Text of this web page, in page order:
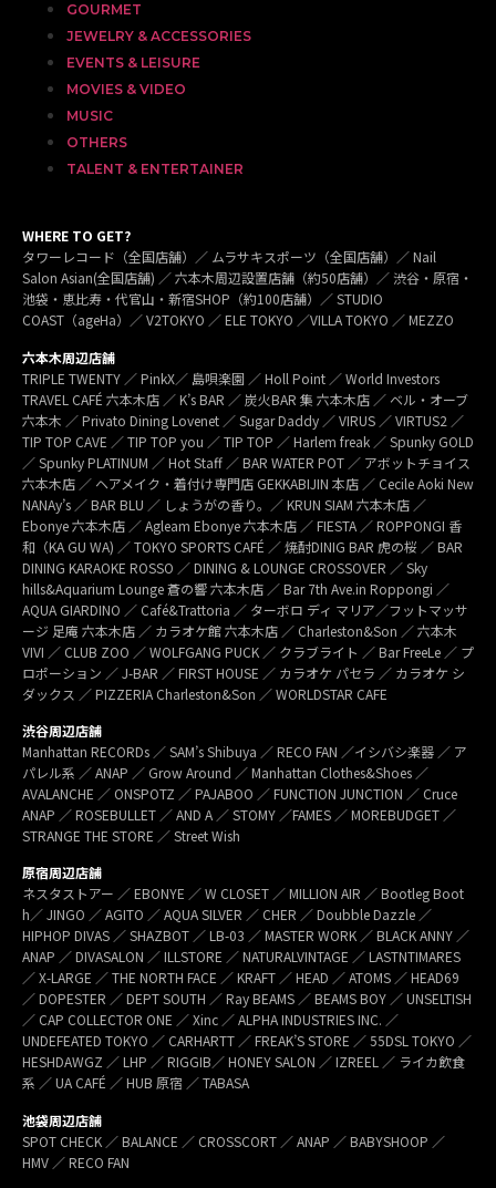
GOURMET
JEWELRY & ACCESSORIES
EVENTS & LEISURE
MOVIES & VIDEO
MUSIC
OTHERS
TALENT & ENTERTAINER
WHERE TO GET?
タワーレコード（全国店舗）／ ムラサキスポーツ（全国店舗）／ Nail
Salon Asian(全国店舗) ／ 六本木周辺設置店舗（約50店舗）／ 渋谷・原宿・
池袋・恵比寿・代官山・新宿SHOP（約100店舗）／ STUDIO
COAST（ageHa）／ V2TOKYO ／ ELE TOKYO ／VILLA TOKYO ／ MEZZO
六本木周辺店舗
TRIPLE TWENTY ／ PinkX／ 島唄楽園 ／ Holl Point ／ World Investors
TRAVEL CAFÉ 六本木店 ／ K’s BAR ／ 炭火BAR 集 六本木店 ／ ベル・オーブ
六本木 ／ Privato Dining Lovenet ／ Sugar Daddy ／ VIRUS ／ VIRTUS2 ／
TIP TOP CAVE ／ TIP TOP you ／ TIP TOP ／ Harlem freak ／ Spunky GOLD
／ Spunky PLATINUM ／ Hot Staff ／ BAR WATER POT ／ アボットチョイス
六本木店 ／ ヘアメイク・着付け専門店 GEKKABIJIN 本店 ／ Cecile Aoki New
NANAy’s ／ BAR BLU ／ しょうがの香り。／ KRUN SIAM 六本木店 ／
Ebonye 六本木店 ／ Agleam Ebonye 六本木店 ／ FIESTA ／ ROPPONGI 香
和（KA GU WA) ／ TOKYO SPORTS CAFÉ ／ 焼酎DINIG BAR 虎の桜 ／ BAR
DINING KARAOKE ROSSO ／ DINING & LOUNGE CROSSOVER ／ Sky
hills&Aquarium Lounge 蒼の響 六本木店 ／ Bar 7th Ave.in Roppongi ／
AQUA GIARDINO ／ Café&Trattoria ／ ターボロ ディ マリア／フットマッサ
ージ 足庵 六本木店 ／ カラオケ館 六本木店 ／ Charleston&Son ／ 六本木
VIVI ／ CLUB ZOO ／ WOLFGANG PUCK ／ クラブライト ／ Bar FreeLe ／ プ
ロポーション ／ J-BAR ／ FIRST HOUSE ／ カラオケ パセラ ／ カラオケ シ
ダックス ／ PIZZERIA Charleston&Son ／ WORLDSTAR CAFE
渋谷周辺店舗
Manhattan RECORDs ／ SAM’s Shibuya ／ RECO FAN ／イシバシ楽器 ／ ア
パレル系 ／ ANAP ／ Grow Around ／ Manhattan Clothes&Shoes ／
AVALANCHE ／ ONSPOTZ ／ PAJABOO ／ FUNCTION JUNCTION ／ Cruce
ANAP ／ ROSEBULLET ／ AND A ／ STOMY ／FAMES ／ MOREBUDGET ／
STRANGE THE STORE ／ Street Wish
原宿周辺店舗
ネスタストアー ／ EBONYE ／ W CLOSET ／ MILLION AIR ／ Bootleg Boot
h／ JINGO ／ AGITO ／ AQUA SILVER ／ CHER ／ Doubble Dazzle ／
HIPHOP DIVAS ／ SHAZBOT ／ LB-03 ／ MASTER WORK ／ BLACK ANNY ／
ANAP ／ DIVASALON ／ ILLSTORE ／ NATURALVINTAGE ／ LASTNTIMARES
／ X-LARGE ／ THE NORTH FACE ／ KRAFT ／ HEAD ／ ATOMS ／ HEAD69
／ DOPESTER ／ DEPT SOUTH ／ Ray BEAMS ／ BEAMS BOY ／ UNSELTISH
／ CAP COLLECTOR ONE ／ Xinc ／ ALPHA INDUSTRIES INC. ／
UNDEFEATED TOKYO ／ CARHARTT ／ FREAK’S STORE ／ 55DSL TOKYO ／
HESHDAWGZ ／ LHP ／ RIGGIB／ HONEY SALON ／ IZREEL ／ ライカ飲食
系 ／ UA CAFÉ ／ HUB 原宿 ／ TABASA
池袋周辺店舗
SPOT CHECK ／ BALANCE ／ CROSSCORT ／ ANAP ／ BABYSHOOP ／
HMV ／ RECO FAN